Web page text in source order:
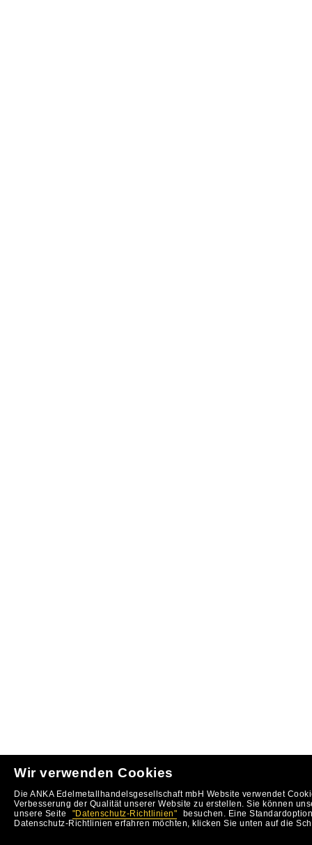
Wir verwenden Cookies
Die ANKA Edelmetallhandelsgesellschaft mbH Website verwendet
Verbesserung der Qualität unserer Website zu erstellen. Sie können
unsere Seite
"Datenschutz-Richtlinien"
besuchen. Eine
Datenschutz-Richtlinien erfahren möchten, klicken Sie unten auf die